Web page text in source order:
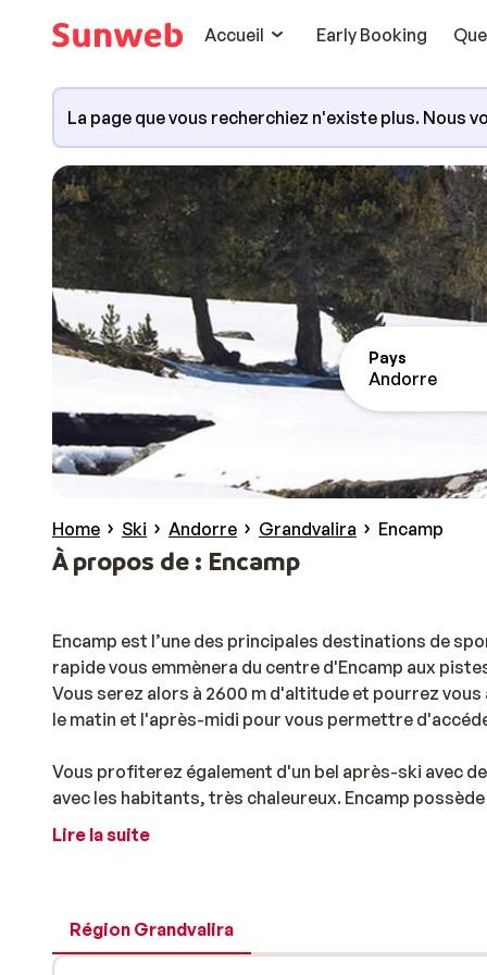
Accueil
Early Booking
La page que vous recherchiez n'existe plus. Nous
Pays
Andorre
Home Ski Andorre Grandvalira Encamp
À propos de : Encamp
Encamp est l’une des principales destinations de
rapide vous emmènera du centre d'Encamp aux
Vous serez alors à 2600 m d'altitude et pourrez
le matin et l'après-midi pour vous permettre
Vous profiterez également d'un bel après-ski avec
avec les habitants, très chaleureux. Encamp
côté espagnol d’Andorre. Nous vous conseillons
Si vous aimez le sport, direction le centre sportif
squash, une piscine et un sauna. Les amateurs de
nombreuses boutiques et restaurants. Dans le
Lire la suite
Région Grandvalira